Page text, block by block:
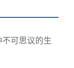
可思议的生